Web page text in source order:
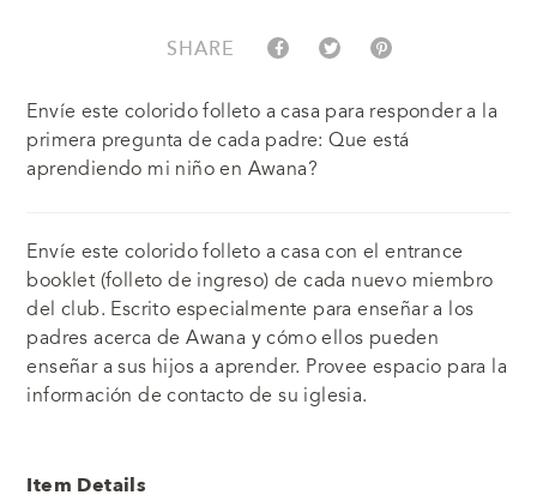
SHARE
Envíe este colorido folleto a casa para responder a la
primera pregunta de cada padre: Que está
aprendiendo mi niño en Awana?
Envíe este colorido folleto a casa con el entrance
booklet (folleto de ingreso) de cada nuevo miembro
del club. Escrito especialmente para enseñar a los
padres acerca de Awana y cómo ellos pueden
enseñar a sus hijos a aprender. Provee espacio para la
información de contacto de su iglesia.
Item Details